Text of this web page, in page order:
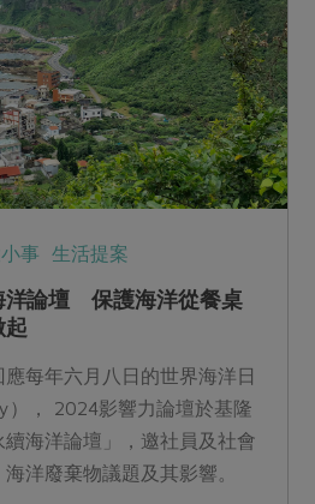
事 生活提案
洋論壇 保護海洋從餐桌
起
每年六月八日的世界海洋日
）， 2024影響力論壇於基隆
海洋論壇」，邀社員及社會
洋廢棄物議題及其影響。